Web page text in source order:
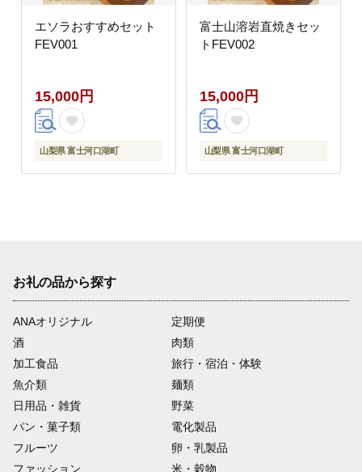
エソラおすすめセット
FEV001
15,000円
山梨県 富士河口湖町
富士山溶岩直焼きセッ
トFEV002
15,000円
山梨県 富士河口湖町
お礼の品から探す
ANAオリジナル
定期便
酒
肉類
加工食品
旅行・宿泊・体験
魚介類
麺類
日用品・雑貨
野菜
パン・菓子類
電化製品
フルーツ
卵・乳製品
ファッション
米・穀物